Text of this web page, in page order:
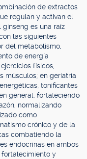
de extractos
regulan y activan el
es una raíz
las siguientes
del metabolismo,
de energía
físicos,
músculos; en geriatría
tonificantes
general, fortaleciendo
normalizando
como
crónico y de la
combatiendo la
endocrinas en ambos
fortalecimiento y